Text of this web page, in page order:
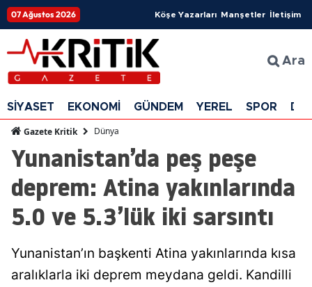
07 Ağustos 2026 Köşe Yazarları Manşetler İletişim
Ara
SİYASET EKONOMİ GÜNDEM YEREL SPOR
Gazete Kritik Dünya
Yunanistan’da peş peşe
deprem: Atina yakınlarında
5.0 ve 5.3’lük iki sarsıntı
Yunanistan’ın başkenti Atina yakınlarında kısa
aralıklarla iki deprem meydana geldi. Kandilli